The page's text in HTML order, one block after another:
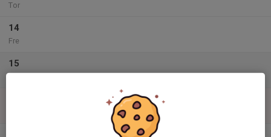
Tor
14
Fre
15
v.34